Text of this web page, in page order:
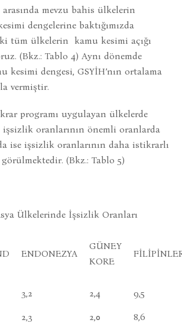
arasında mevzu bahis ülkelerin
dengelerine baktığımızda
tüm ülkelerin kamu kesimi açığı
(Bkz.: Tablo 4) Aynı dönemde
kesimi dengesi, GSYİH’nın ortalama
vermiştir.
programı uygulayan ülkelerde
işsizlik oranlarının önemli oranlarda
ise işsizlik oranlarının daha istikrarlı
(Bkz.: Tablo 5)
Ülkelerinde İşsizlik Oranları
ENDONEZYA
GÜNEY
KORE
3,2 2,4 9,5
2,3 2,0 8,6